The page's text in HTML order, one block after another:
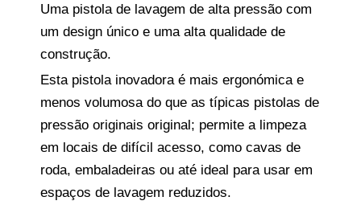
Uma pistola de lavagem de alta pressão com
um design único e uma alta qualidade de
construção.
Esta pistola inovadora é mais ergonómica e
menos volumosa do que as típicas pistolas de
pressão originais original; permite a limpeza
em locais de difícil acesso, como cavas de
roda, embaladeiras ou até ideal para usar em
espaços de lavagem reduzidos.